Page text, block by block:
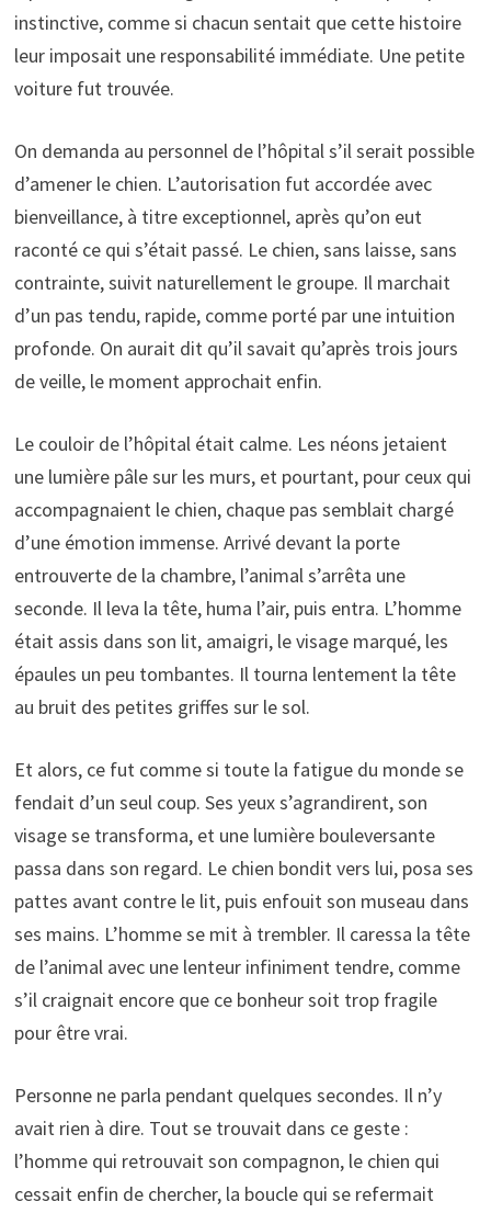
instinctive, comme si chacun sentait que cette histoire
leur imposait une responsabilité immédiate. Une petite
voiture fut trouvée.
On demanda au personnel de l’hôpital s’il serait possible
d’amener le chien. L’autorisation fut accordée avec
bienveillance, à titre exceptionnel, après qu’on eut
raconté ce qui s’était passé. Le chien, sans laisse, sans
contrainte, suivit naturellement le groupe. Il marchait
d’un pas tendu, rapide, comme porté par une intuition
profonde. On aurait dit qu’il savait qu’après trois jours
de veille, le moment approchait enfin.
Le couloir de l’hôpital était calme. Les néons jetaient
une lumière pâle sur les murs, et pourtant, pour ceux qui
accompagnaient le chien, chaque pas semblait chargé
d’une émotion immense. Arrivé devant la porte
entrouverte de la chambre, l’animal s’arrêta une
seconde. Il leva la tête, huma l’air, puis entra. L’homme
était assis dans son lit, amaigri, le visage marqué, les
épaules un peu tombantes. Il tourna lentement la tête
au bruit des petites griffes sur le sol.
Et alors, ce fut comme si toute la fatigue du monde se
fendait d’un seul coup. Ses yeux s’agrandirent, son
visage se transforma, et une lumière bouleversante
passa dans son regard. Le chien bondit vers lui, posa ses
pattes avant contre le lit, puis enfouit son museau dans
ses mains. L’homme se mit à trembler. Il caressa la tête
de l’animal avec une lenteur infiniment tendre, comme
s’il craignait encore que ce bonheur soit trop fragile
pour être vrai.
Personne ne parla pendant quelques secondes. Il n’y
avait rien à dire. Tout se trouvait dans ce geste :
l’homme qui retrouvait son compagnon, le chien qui
cessait enfin de chercher, la boucle qui se refermait